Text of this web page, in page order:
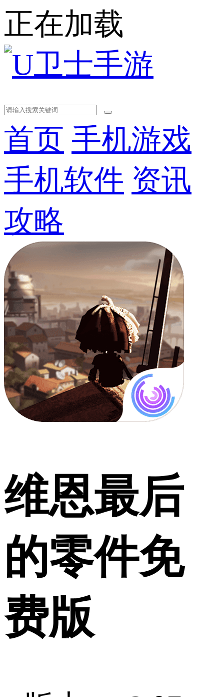
正在加载
首页 手机游戏
手机软件 资讯
攻略
维恩最后
的零件免
费版